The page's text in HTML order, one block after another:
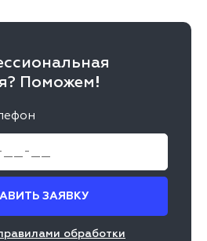
Поможем!
ЗАЯВКУ
обработки